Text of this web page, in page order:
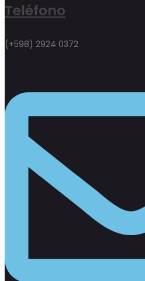
Teléfono
(+598) 2924 0372